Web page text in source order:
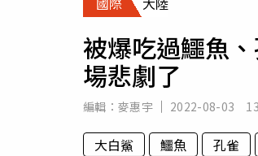
被爆吃過鱷魚
場悲劇了
編輯： 麥惠宇 2022-08-03
大白鯊 鱷魚 孔雀